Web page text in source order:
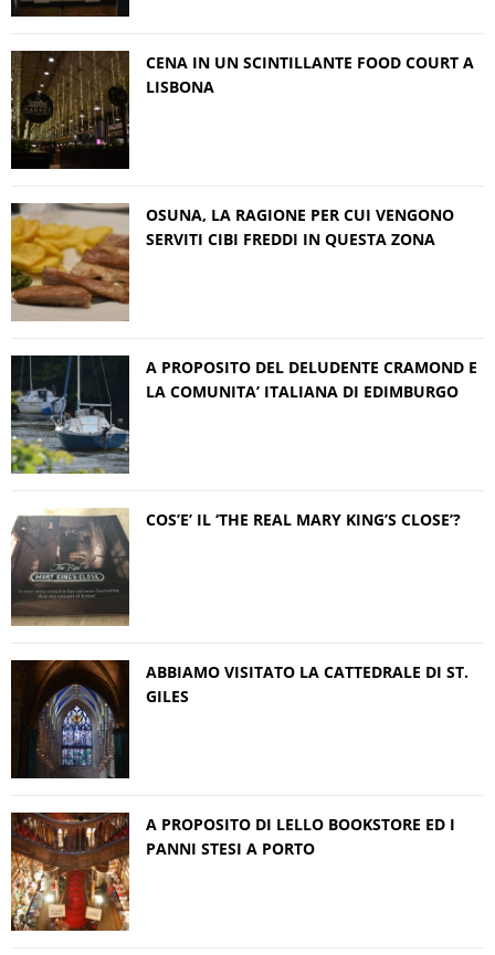
CENA IN UN SCINTILLANTE FOOD COURT A
LISBONA
OSUNA, LA RAGIONE PER CUI VENGONO
SERVITI CIBI FREDDI IN QUESTA ZONA
A PROPOSITO DEL DELUDENTE CRAMOND E
LA COMUNITA’ ITALIANA DI EDIMBURGO
COS’E’ IL ‘THE REAL MARY KING’S CLOSE’?
ABBIAMO VISITATO LA CATTEDRALE DI ST.
GILES
A PROPOSITO DI LELLO BOOKSTORE ED I
PANNI STESI A PORTO